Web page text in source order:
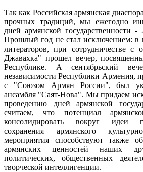
Так как Российская армянская
прочных традиций, мы ежегодно
дней армянской государственности
Прошлый год не стал исключением: в
литераторов, при сотрудничестве с
Джавахка" прошел вечер,
Республике. А сентябрьский
независимости Республики Армения,
с "Союзом Армян России", был
ансамбля "Саят-Нова". Мы придаем
проведению дней армянской
считаем, что потенциал
консолидировать вокруг идеи
сохранения армянского
мероприятия способствуют также
армянских ценностей наших
политических, общественных
творческой интеллигенции.